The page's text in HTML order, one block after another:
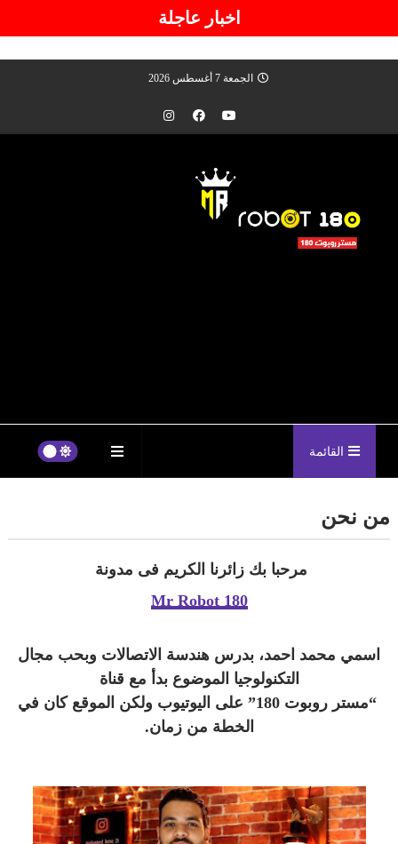
اخبار عاجلة
الجمعة 7 أغسطس 2026
القائمة
من نحن
مرحبا بك زائرنا الكريم فى مدونة
Mr Robot 180
اسمي محمد احمد، بدرس هندسة الاتصالات وبحب مجال
التكنولوجيا الموضوع بدأ مع قناة
“مستر روبوت 180” على اليوتيوب ولكن الموقع كان في
الخطة من زمان.